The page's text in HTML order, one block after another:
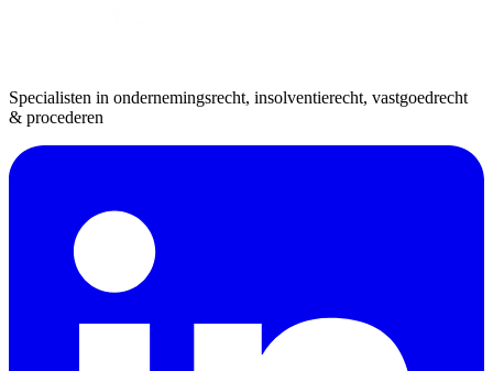
Specialisten in ondernemingsrecht, insolventierecht, vastgoedrecht
& procederen